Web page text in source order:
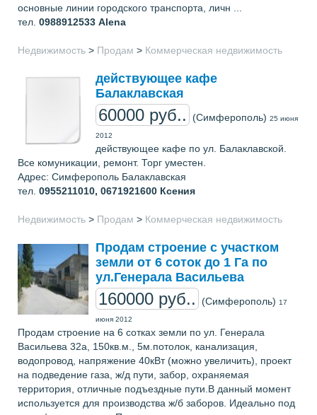
основные линии городского транспорта, личн ...
тел. 0988912533 Alena
Недвижимость > Продам > Коммерческая недвижимость
действующее кафе
Балаклавская
60000 руб.. (Симферополь) 25 июня
2012
действующее кафе по ул. Балаклавской.
Все комуникации, ремонт. Торг уместен.
Адрес: Симферополь Балаклавская
тел. 0955211010, 0671921600 Ксения
Недвижимость > Продам > Коммерческая недвижимость
Продам строение с участком
земли от 6 соток до 1 Га по
ул.Генерала Васильева
160000 руб.. (Симферополь) 17
июня 2012
Продам строение на 6 сотках земли по ул. Генерала
Васильева 32а, 150кв.м., 5м.потолок, канализация,
водопровод, напряжение 40кВт (можно увеличить), проект
на подведение газа, ж/д пути, забор, охраняемая
территория, отличные подъездные пути.В данный момент
используется для производства ж/б заборов. Идеально под